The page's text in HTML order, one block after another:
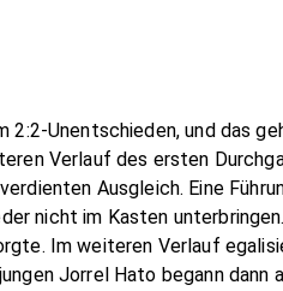
Unentschieden, und das
Verlauf des ersten
Ausgleich. Eine
nicht im Kasten
Im weiteren Verlauf
Jorrel Hato begann dann